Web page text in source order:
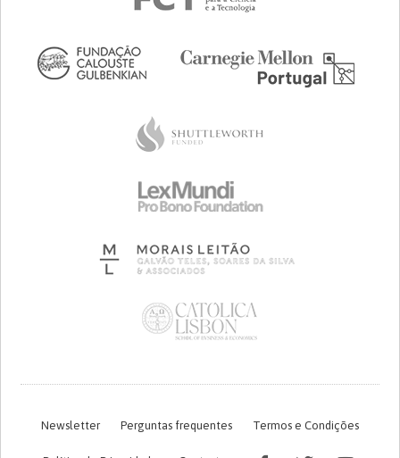
Newsletter Perguntas frequentes Termos e Condições